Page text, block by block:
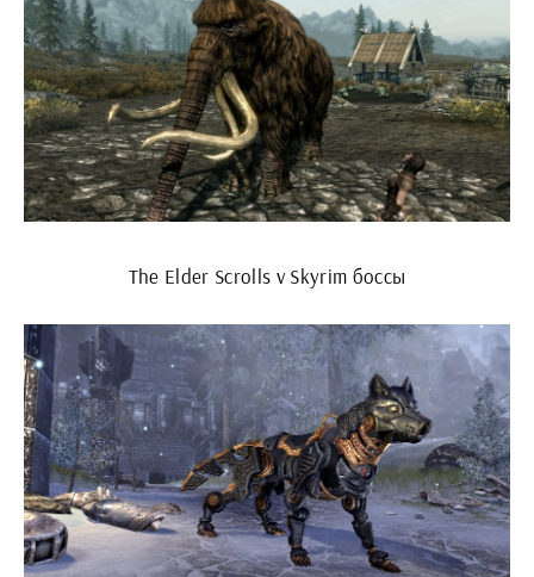
The Elder Scrolls v Skyrim боссы